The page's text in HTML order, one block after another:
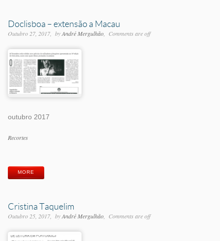
Doclisboa – extensão a Macau
Outubro 27, 2017 byAndré Mergulhão Comments are off
outubro 2017
Categorias
Recortes
MORE
Cristina Taquelim
Outubro 25, 2017 byAndré Mergulhão Comments are off